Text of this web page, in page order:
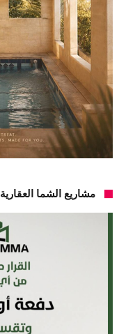
مشاريع الشما العقارية